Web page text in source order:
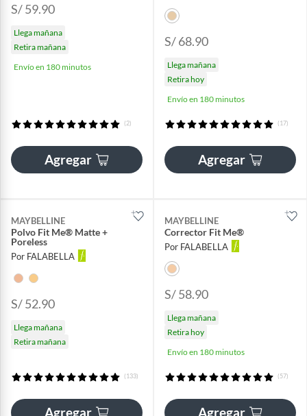
S/ 59.90
Llega mañana
Retira mañana
Envío en 180 minutos
(2)
Agregar
S/ 68.90
Llega mañana
Retira hoy
Envío en 180 minutos
(17)
Agregar
MAYBELLINE
Polvo Fit Me® Matte +
Poreless
Por FALABELLA
S/ 52.90
Llega mañana
Retira mañana
(133)
Agregar
MAYBELLINE
Corrector Fit Me®
Por FALABELLA
S/ 58.90
Llega mañana
Retira hoy
Envío en 180 minutos
(57)
Agregar